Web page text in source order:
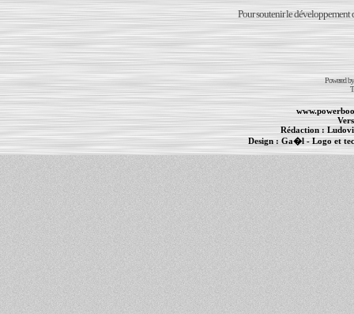
Pour soutenir le développement
Powered
Rédaction :
Design :Ga�l- Logo et
PowerBook